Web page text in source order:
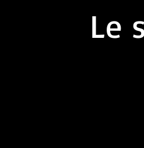
Le